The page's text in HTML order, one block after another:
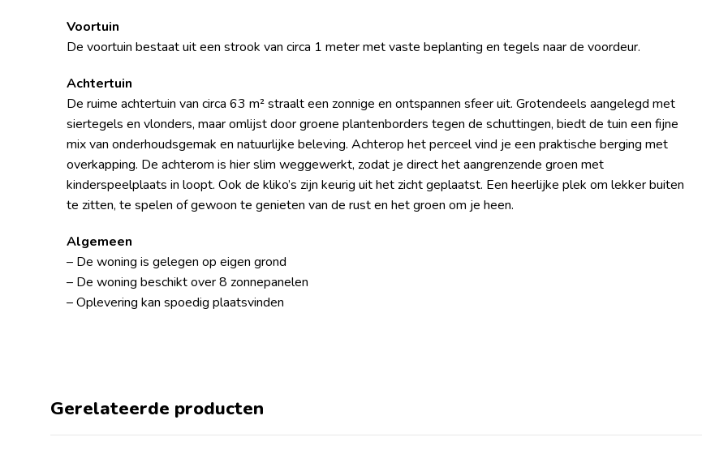
Voortuin
De voortuin bestaat uit een strook van circa 1 meter met vaste beplanting en tegels naar de voordeur.
Achtertuin
De ruime achtertuin van circa 63 m² straalt een zonnige en ontspannen sfeer uit. Grotendeels aangelegd met
siertegels en vlonders, maar omlijst door groene plantenborders tegen de schuttingen, biedt de tuin een fijne
mix van onderhoudsgemak en natuurlijke beleving. Achterop het perceel vind je een praktische berging met
overkapping. De achterom is hier slim weggewerkt, zodat je direct het aangrenzende groen met
kinderspeelplaats in loopt. Ook de kliko’s zijn keurig uit het zicht geplaatst. Een heerlijke plek om lekker buiten
te zitten, te spelen of gewoon te genieten van de rust en het groen om je heen.
Algemeen
– De woning is gelegen op eigen grond
– De woning beschikt over 8 zonnepanelen
– Oplevering kan spoedig plaatsvinden
Gerelateerde producten